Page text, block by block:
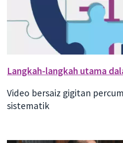
Langkah-langkah utama
Video bersaiz gigitan
sistematik